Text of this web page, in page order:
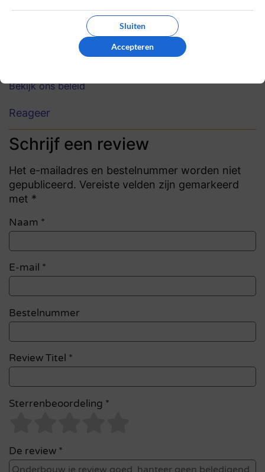
tot rust te komen in de prachtige
Bekijk ons beleid
Reageer
Schrijf een review
Het e-mailadres en bestelnummer worden niet
gepubliceerd. Vereiste velden zijn gemarkeerd
met *
Naam *
E-mail *
Bestelnummer
Review Titel *
Sterrenbeoordeling *
De review *
Sluiten
Accepteren